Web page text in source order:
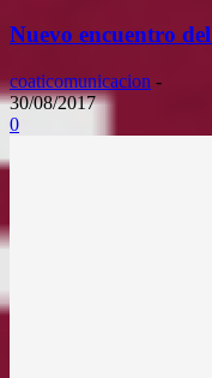
Nuevo encuentro
coaticomunicacion -
30/08/2017
0